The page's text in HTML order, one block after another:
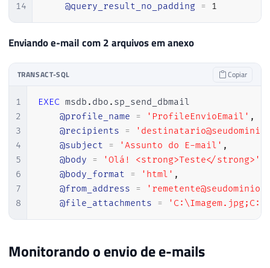
14
@query_result_no_padding = 1
Enviando e-mail com 2 arquivos em anexo
TRANSACT-SQL Copiar
1
2
3
4
5
6
7
8
EXEC msdb . dbo . sp_send_dbmail
@profile_name = 'ProfileEnvioEmail' ,
@recipients =
@subject = 'Assunto do E-mail' ,
@body = 'Olá! <strong>Teste</strong>'
@body_format = 'html' ,
@from_address =
@file_attachments =
Monitorando o envio de e-mails